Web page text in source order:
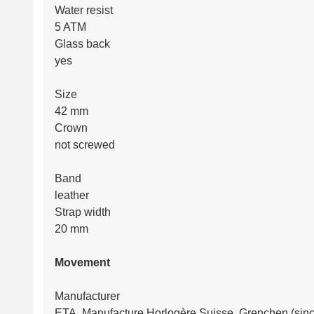
Water resist
5 ATM
Glass back
yes
Size
42 mm
Crown
not screwed
Band
leather
Strap width
20 mm
Movement
Manufacturer